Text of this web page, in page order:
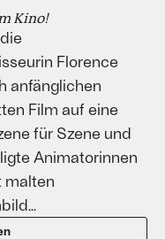
Kino!
Florence
anfänglichen
Film auf eine
für Szene und
Animatorinnen
malten